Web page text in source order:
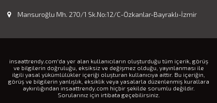
Mansuroğlu Mh. 270/1 Sk.No:12/C-Özkanlar-Bayraklı-İzmir
insaattrendy.com'da yer alan kullanıcıların oluşturduğu tüm içerik, görüş
ve bilgilerin doğruluğu, eksiksiz ve değişmez olduğu, yayınlanması ile
ilgili yasal yükümlülükler içeriği oluşturan kullanıcıya aittir. Bu içeriğin,
görüş ve bilgilerin yanlışlık, eksiklik veya yasalarla düzenlenmiş kurallara
aykırılığından insaattrendy.com hiçbir şekilde sorumlu değildir.
Sorularınız için irtibata geçebilirsiniz.